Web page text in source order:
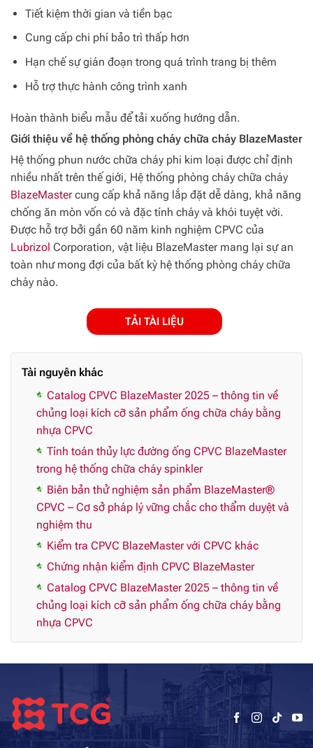
Tiết kiệm thời gian và tiền bạc
Cung cấp chi phí bảo trì thấp hơn
Hạn chế sự gián đoạn trong quá trình trang bị thêm
Hỗ trợ thực hành công trình xanh
Hoàn thành biểu mẫu để tải xuống hướng dẫn.
Giới thiệu về hệ thống phòng cháy chữa cháy BlazeMaster
Hệ thống phun nước chữa cháy phi kim loại được chỉ định
nhiều nhất trên thế giới, Hệ thống phòng cháy chữa cháy
BlazeMastercung cấp khả năng lắp đặt dễ dàng, khả năng
chống ăn mòn vốn có và đặc tính cháy và khói tuyệt vời.
Được hỗ trợ bởi gần 60 năm kinh nghiệm CPVC của
Lubrizol Corporation, vật liệu BlazeMaster mang lại sự an
toàn như mong đợi của bất kỳ hệ thống phòng cháy chữa
cháy nào.
TẢI TÀI LIỆU
Tài nguyên khác
Catalog CPVC BlazeMaster 2025 – thông tin về
chủng loại kích cỡ sản phẩm ống chữa cháy bằng
nhựa CPVC
Tính toán thủy lực đường ống CPVC BlazeMaster
trong hệ thống chữa cháy spinkler
Biên bản thử nghiệm sản phẩm BlazeMaster®
CPVC – Cơ sở pháp lý vững chắc cho thẩm duyệt và
nghiệm thu
Kiểm tra CPVC BlazeMaster với CPVC khác
Chứng nhận kiểm định CPVC BlazeMaster
Catalog CPVC BlazeMaster 2025 – thông tin về
chủng loại kích cỡ sản phẩm ống chữa cháy bằng
nhựa CPVC